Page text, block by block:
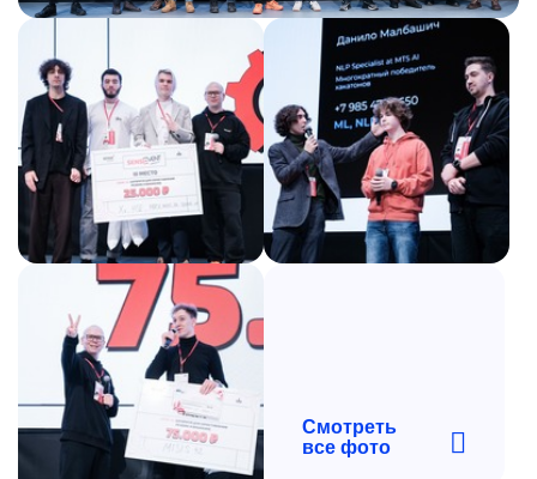
Смотреть
все фото